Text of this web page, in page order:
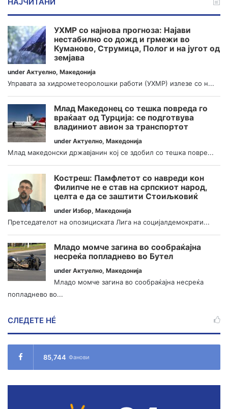
УХМР со најнова прогноза: Најави
нестабилно со дожд и грмежи во
Куманово, Струмица, Полог и на југот од
земјава
under Актуелно, Македонија
Управата за хидрометеоролошки работи (УХМР) излезе со н...
Млад Македонец со тешка повреда го
враќаат од Турција: се подготвува
владиниот авион за транспортот
under Актуелно, Македонија
Млад македонски државјанин кој се здобил со тешка повре...
Костреш: Памфлетот со навреди кон
Филипче не е став на српскиот народ,
целта е да се заштити Стоиљковиќ
under Избор, Македонија
Претседателот на опозициската Лига на социјалдемократи...
Младо момче загина во сообраќајна
несреќа попладнево во Бутел
under Актуелно, Македонија
Младо момче загина во сообраќајна несреќа
попладнево во...
СЛЕДЕТЕ НÉ
85,744 Фанови